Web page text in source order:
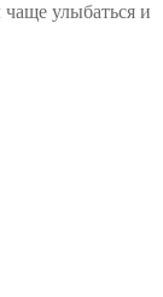
улыбаться и